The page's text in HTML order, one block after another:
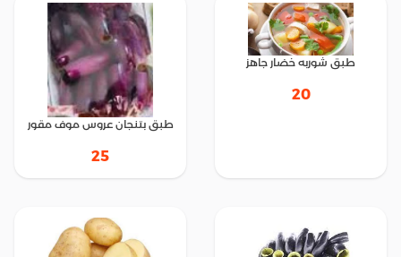
طبق شوربه خضار جاهز
20
طبق بتنجان عروس موف مقور
25